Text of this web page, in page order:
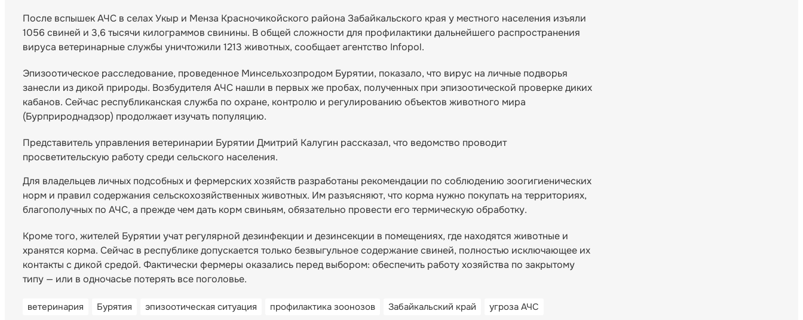
После вспышек АЧС в селах Укыр и Менза Красночикойского района Забайкальского края у местного населения изъяли
1056 свиней и 3,6 тысячи килограммов свинины. В общей сложности для профилактики дальнейшего распространения
вируса ветеринарные службы уничтожили 1213 животных, сообщает агентство Infopol.
Эпизоотическое расследование, проведенное Минсельхозпродом Бурятии, показало, что вирус на личные подворья
занесли из дикой природы. Возбудителя АЧС нашли в первых же пробах, полученных при эпизоотической проверке диких
кабанов. Сейчас республиканская служба по охране, контролю и регулированию объектов животного мира
(Бурприроднадзор) продолжает изучать популяцию.
Представитель управления ветеринарии Бурятии Дмитрий Калугин рассказал, что ведомство проводит
просветительскую работу среди сельского населения.
Для владельцев личных подсобных и фермерских хозяйств разработаны рекомендации по соблюдению зоогигиенических
норм и правил содержания сельскохозяйственных животных. Им разъясняют, что корма нужно покупать на территориях,
благополучных по АЧС, а прежде чем дать корм свиньям, обязательно провести его термическую обработку.
Кроме того, жителей Бурятии учат регулярной дезинфекции и дезинсекции в помещениях, где находятся животные и
хранятся корма. Сейчас в республике допускается только безвыгульное содержание свиней, полностью исключающее их
контакты с дикой средой. Фактически фермеры оказались перед выбором: обеспечить работу хозяйства по закрытому
типу — или в одночасье потерять все поголовье.
ветеринария Бурятия эпизоотическая ситуация профилактика зоонозов Забайкальский край угроза АЧС